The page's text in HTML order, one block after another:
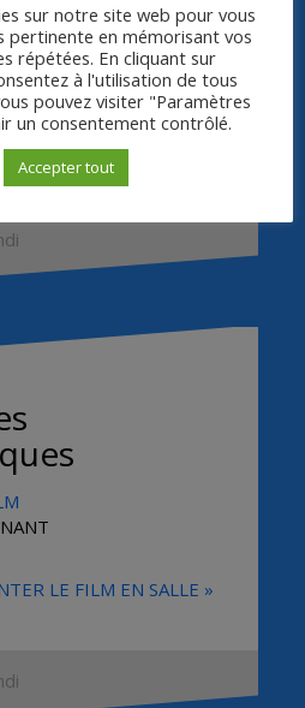
mon père. Je
je m’adresse à lui
duel qui puise son
méandres de l’histoire
en allant à sa
qu’il me parle enfin.
LE FILM EN SALLE »
sur notre site web pour vous
pertinente en mémorisant vos
répétées. En cliquant sur
à l'utilisation de tous
pouvez visiter "Paramètres
un consentement contrôlé.
Accepter tout